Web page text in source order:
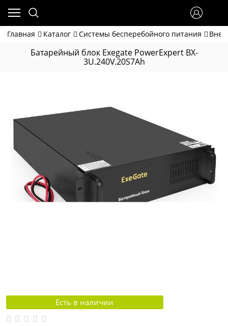
Главная Каталог Системы бесперебойного питания
Батарейный блок Exegate PowerExpert BX-
3U.240V.20S7Ah
Есть в наличии